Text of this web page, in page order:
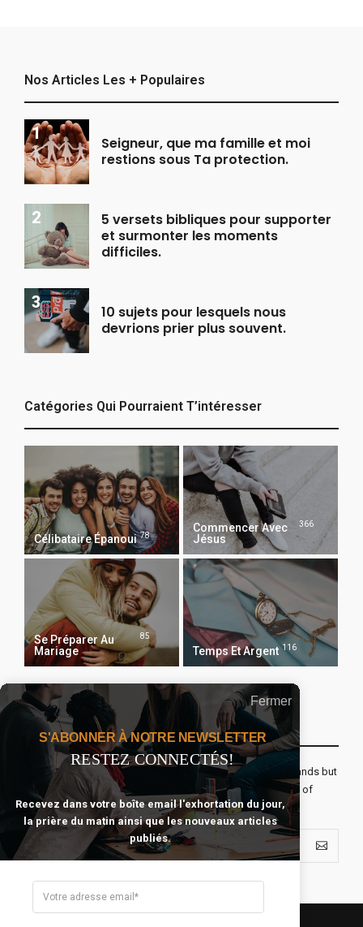
Nos Articles Les + Populaires
Seigneur, que ma famille et moi
restions sous Ta protection.
5 versets bibliques pour supporter
et surmonter les moments
difficiles.
10 sujets pour lesquels nous
devrions prier plus souvent.
Catégories Qui Pourraient T’intéresser
Célibataire Épanoui 78
Commencer Avec
Jésus
366
Se Préparer Au
Mariage
85
Temps Et Argent 116
Recevoir Notre Newsletter Chaque Matin
The real voyage of discovery consists not in seeking new lands but
seeing with new eyes. All journeys have secret destinations of
which the traveler is unaware.
Fermer
S'ABONNER À NOTRE NEWSLETTER
RESTEZ CONNECTÉS!
Recevez dans votre boîte email l'exhortation du jour,
la prière du matin ainsi que les nouveaux articles
publiés.